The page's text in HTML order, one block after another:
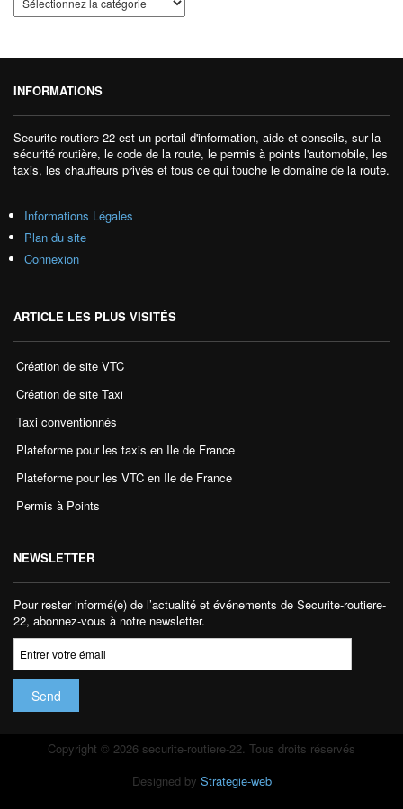
INFORMATIONS
Securite-routiere-22 est un portail d'information, aide et conseils, sur la
sécurité routière, le code de la route, le permis à points l'automobile, les
taxis, les chauffeurs privés et tous ce qui touche le domaine de la route.
Informations Légales
Plan du site
Connexion
ARTICLE LES PLUS VISITÉS
Création de site VTC
Création de site Taxi
Taxi conventionnés
Plateforme pour les taxis en Ile de France
Plateforme pour les VTC en Ile de France
Permis à Points
NEWSLETTER
Pour rester informé(e) de l’actualité et événements de Securite-routiere-
22, abonnez-vous à notre newsletter.
Copyright © 2026 securite-routiere-22. Tous droits réservés
Designed by Strategie-web